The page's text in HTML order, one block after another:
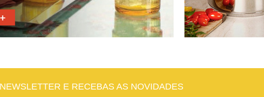
E RECEBAS AS NOVIDADES